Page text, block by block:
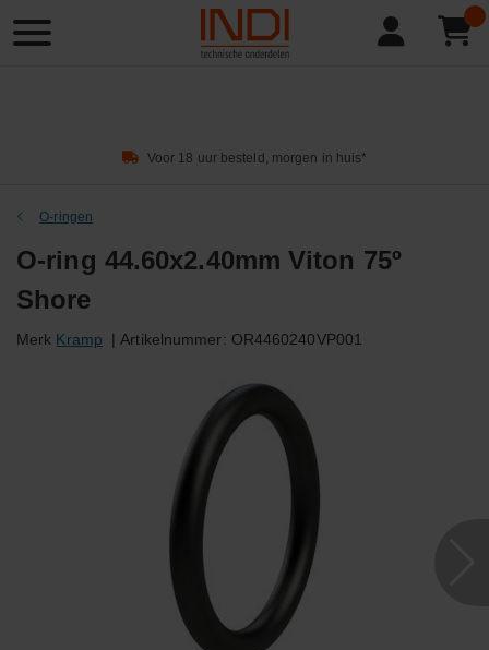
Product
zoeken
Voor 18 uur besteld, morgen in huis*
O-ringen
O-ring 44.60x2.40mm Viton 75º
Shore
Merk Kramp | Artikelnummer: OR4460240VP001